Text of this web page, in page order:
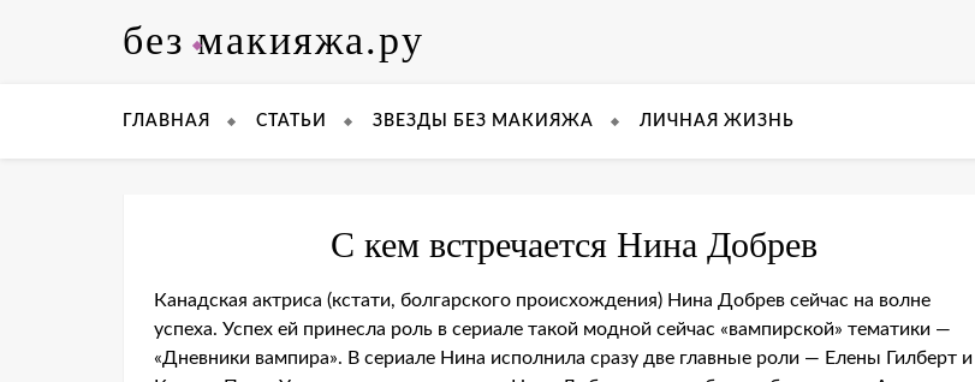
без макияжа.ру
ГЛАВНАЯ СТАТЬИ ЗВЕЗДЫ БЕЗ МАКИЯЖА ЛИЧНАЯ ЖИЗНЬ
С кем встречается Нина Добрев
Канадская актриса (кстати, болгарского происхождения) Нина Добрев сейчас на волне
успеха. Успех ей принесла роль в сериале такой модной сейчас «вампирской» тематики —
«Дневники вампира». В сериале Нина исполнила сразу две главные роли — Елены Гилберт и